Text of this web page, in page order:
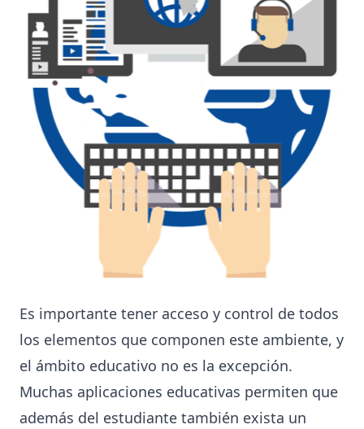
Es importante tener acceso y control de todos
los elementos que componen este ambiente, y
el ámbito educativo no es la excepción.
Muchas aplicaciones educativas permiten que
además del estudiante también exista un